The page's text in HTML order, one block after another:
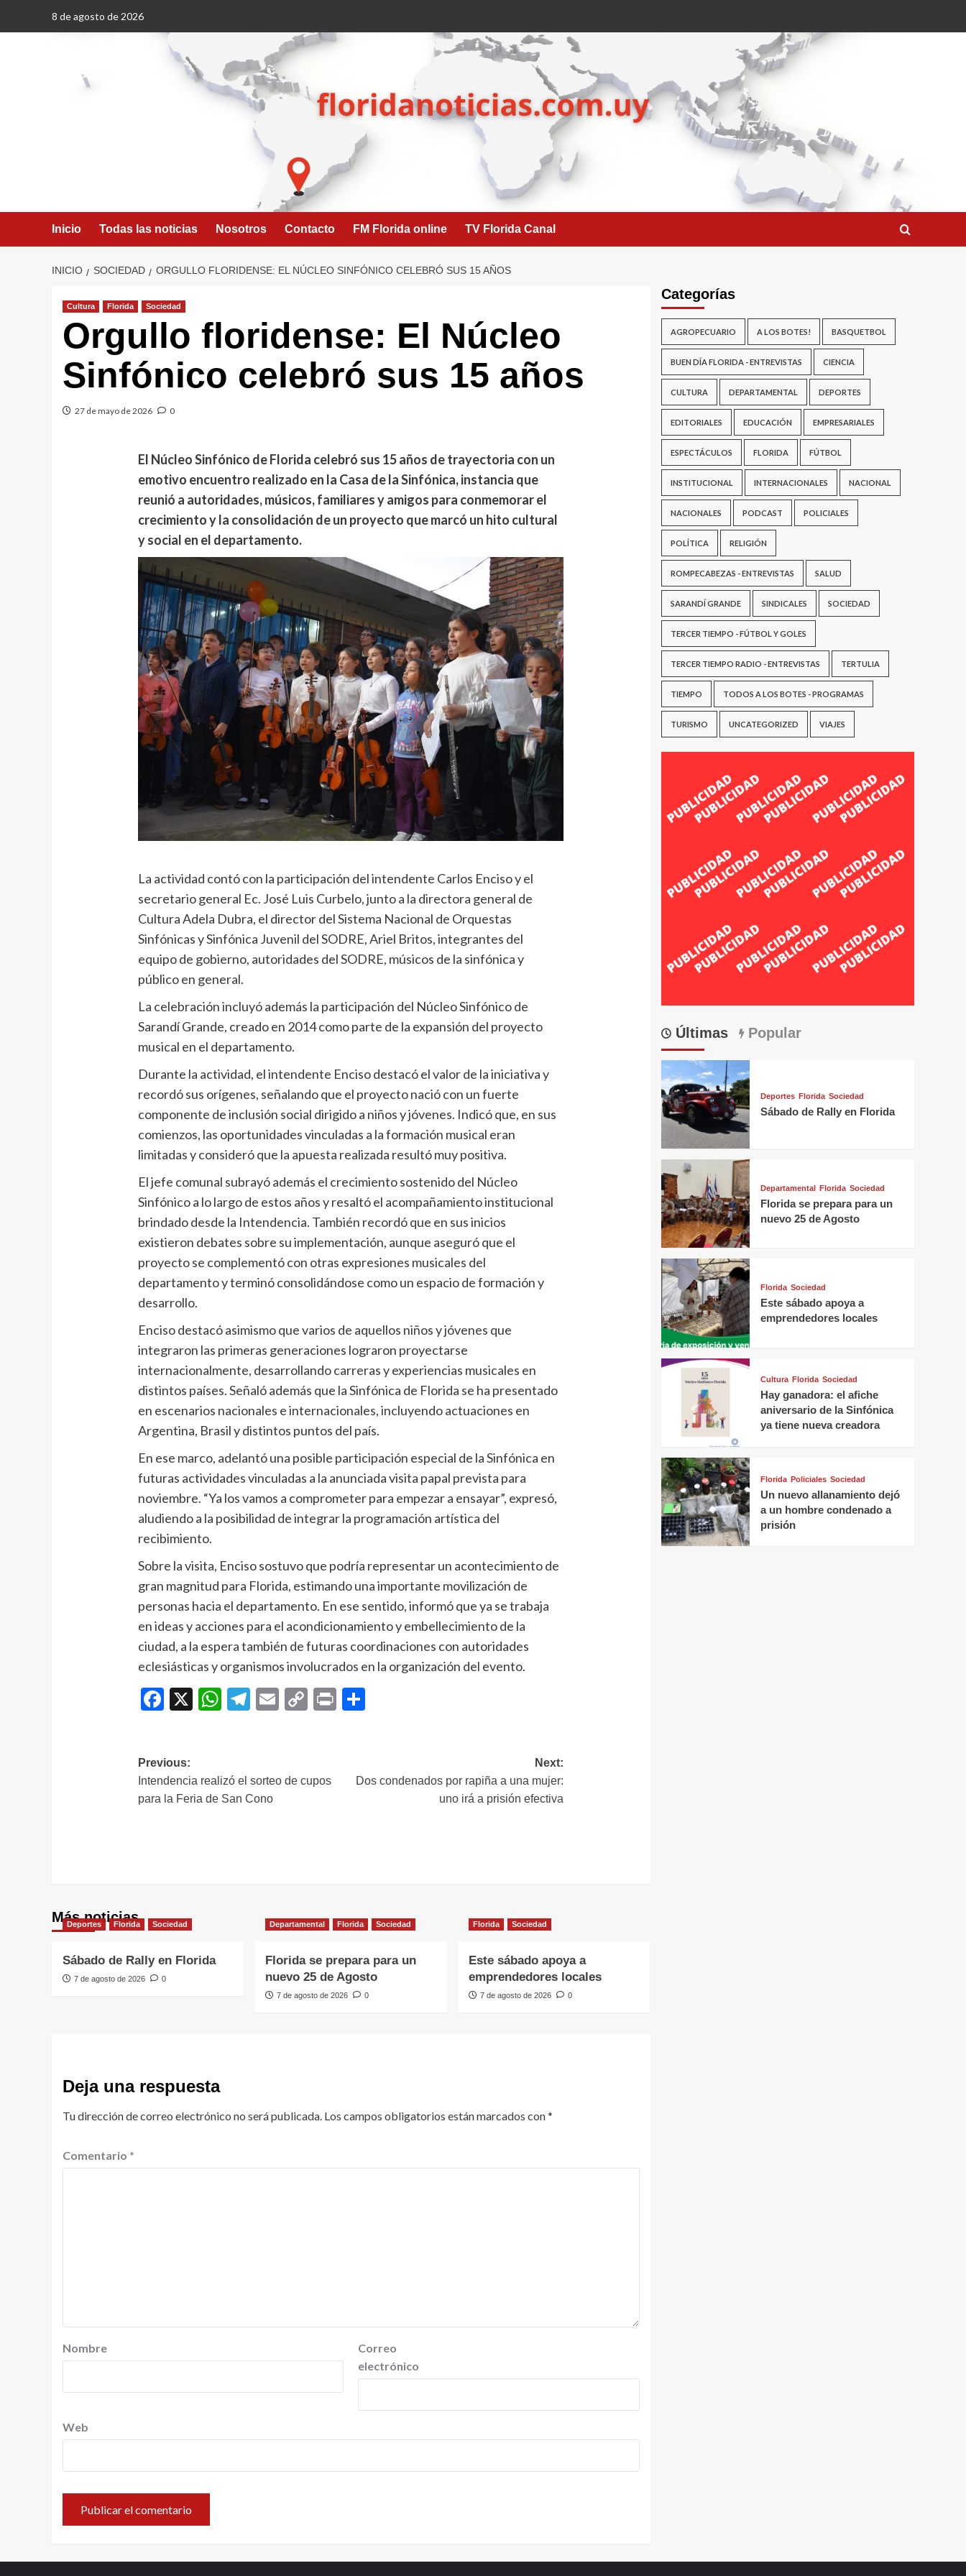
8 de agosto de 2026
Inicio Todas las noticias Nosotros Contacto FM Florida online TV Florida Canal
INICIO SOCIEDAD ORGULLO FLORIDENSE: EL NÚCLEO SINFÓNICO CELEBRÓ SUS 15 AÑOS
Cultura Florida Sociedad
Orgullo floridense: El Núcleo
Sinfónico celebró sus 15 años
27 de mayo de 2026 0
El Núcleo Sinfónico de Florida celebró sus 15 años de trayectoria con un
emotivo encuentro realizado en la Casa de la Sinfónica, instancia que
reunió a autoridades, músicos, familiares y amigos para conmemorar el
crecimiento y la consolidación de un proyecto que marcó un hito cultural
y social en el departamento.
La actividad contó con la participación del intendente Carlos Enciso y el
secretario general Ec. José Luis Curbelo, junto a la directora general de
Cultura Adela Dubra, el director del Sistema Nacional de Orquestas
Sinfónicas y Sinfónica Juvenil del SODRE, Ariel Britos, integrantes del
equipo de gobierno, autoridades del SODRE, músicos de la sinfónica y
público en general.
La celebración incluyó además la participación del Núcleo Sinfónico de
Sarandí Grande, creado en 2014 como parte de la expansión del proyecto
musical en el departamento.
Durante la actividad, el intendente Enciso destacó el valor de la iniciativa y
recordó sus orígenes, señalando que el proyecto nació con un fuerte
componente de inclusión social dirigido a niños y jóvenes. Indicó que, en sus
comienzos, las oportunidades vinculadas a la formación musical eran
limitadas y consideró que la apuesta realizada resultó muy positiva.
El jefe comunal subrayó además el crecimiento sostenido del Núcleo
Sinfónico a lo largo de estos años y resaltó el acompañamiento institucional
brindado desde la Intendencia. También recordó que en sus inicios
existieron debates sobre su implementación, aunque aseguró que el
proyecto se complementó con otras expresiones musicales del
departamento y terminó consolidándose como un espacio de formación y
desarrollo.
Enciso destacó asimismo que varios de aquellos niños y jóvenes que
integraron las primeras generaciones lograron proyectarse
internacionalmente, desarrollando carreras y experiencias musicales en
distintos países. Señaló además que la Sinfónica de Florida se ha presentado
en escenarios nacionales e internacionales, incluyendo actuaciones en
Argentina, Brasil y distintos puntos del país.
En ese marco, adelantó una posible participación especial de la Sinfónica en
futuras actividades vinculadas a la anunciada visita papal prevista para
noviembre. “Ya los vamos a comprometer para empezar a ensayar”, expresó,
aludiendo a la posibilidad de integrar la programación artística del
recibimiento.
Sobre la visita, Enciso sostuvo que podría representar un acontecimiento de
gran magnitud para Florida, estimando una importante movilización de
personas hacia el departamento. En ese sentido, informó que ya se trabaja
en ideas y acciones para el acondicionamiento y embellecimiento de la
ciudad, a la espera también de futuras coordinaciones con autoridades
eclesiásticas y organismos involucrados en la organización del evento.
Facebook
X WhatsApp
Telegram
EmailCopyPrint
Navegación
de
entradas
Previous:
Intendencia realizó el sorteo de cupos
para la Feria de San Cono
Next:
Dos condenados por rapiña a una mujer:
uno irá a prisión efectiva
Más noticias
Deportes Florida Sociedad
Sábado de Rally en Florida
7 de agosto de 2026 0
Departamental Florida Sociedad
Florida se prepara para un
nuevo 25 de Agosto
7 de agosto de 2026 0
Florida Sociedad
Este sábado apoya a
emprendedores locales
7 de agosto de 2026 0
Deja una respuesta
Tu dirección de correo electrónico no será publicada. Los campos obligatorios están marcados con*
Comentario *
Nombre
Correo
electrónico
Web
Categorías
AGROPECUARIO A LOS BOTES! BASQUETBOL
BUEN DÍA FLORIDA - ENTREVISTAS CIENCIA
CULTURA DEPARTAMENTAL DEPORTES
EDITORIALES EDUCACIÓN EMPRESARIALES
ESPECTÁCULOS FLORIDA FÚTBOL
INSTITUCIONAL INTERNACIONALES NACIONAL
NACIONALES PODCAST POLICIALES
POLÍTICA RELIGIÓN
ROMPECABEZAS - ENTREVISTAS SALUD
SARANDÍ GRANDE SINDICALES SOCIEDAD
TERCER TIEMPO - FÚTBOL Y GOLES
TERCER TIEMPO RADIO - ENTREVISTAS TERTULIA
TIEMPO TODOS A LOS BOTES - PROGRAMAS
TURISMO UNCATEGORIZED VIAJES
Últimas Popular
Deportes Florida Sociedad
Sábado de Rally en Florida
Departamental Florida Sociedad
Florida se prepara para un
nuevo 25 de Agosto
Florida Sociedad
Este sábado apoya a
emprendedores locales
Cultura Florida Sociedad
Hay ganadora: el afiche
aniversario de la Sinfónica
ya tiene nueva creadora
Florida Policiales Sociedad
Un nuevo allanamiento dejó
a un hombre condenado a
prisión